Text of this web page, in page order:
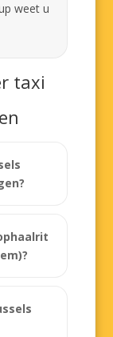
weet u
taxi